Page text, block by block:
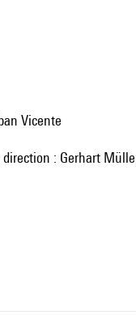
Vicente
: Gerhart